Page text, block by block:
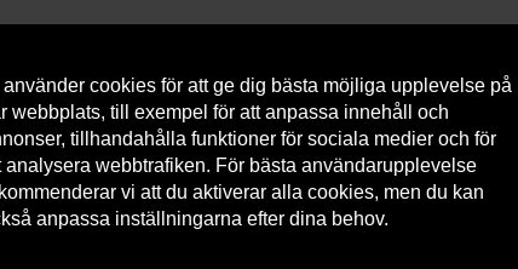
cookies för att ge dig bästa möjliga upplevelse på
webbplats, till exempel för att anpassa innehåll och
tillhandahålla funktioner för sociala medier och för
analysera webbtrafiken. För bästa användarupplevelse
vi att du aktiverar alla cookies, men du kan
anpassa inställningarna efter dina behov.
Om Armatec Hållbarhet Kontakta oss
Hitta det du letar